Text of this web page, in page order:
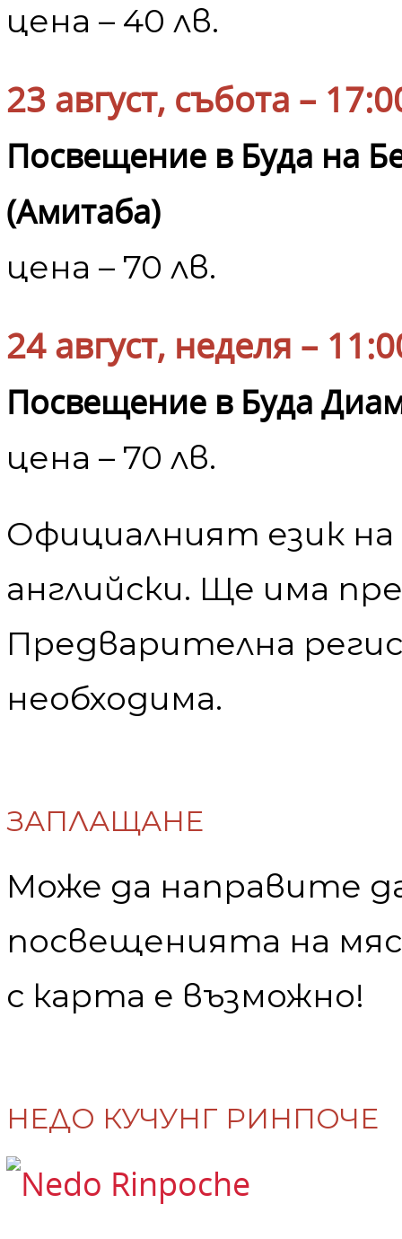
цена – 40 лв.
23 август, събота –
Посвещение в Буда на
(Амитаба)
цена – 70 лв.
24 август, неделя –
Посвещение в Буда
цена – 70 лв.
Официалният език
английски. Ще има
Предварителна
необходима.
ЗАПЛАЩАНЕ
Може да направите
посвещенията на
с карта е възможно!
НЕДО КУЧУНГ РИНПОЧЕ